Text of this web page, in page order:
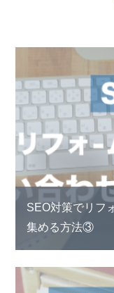
SEO対策でリフ
集める方法③